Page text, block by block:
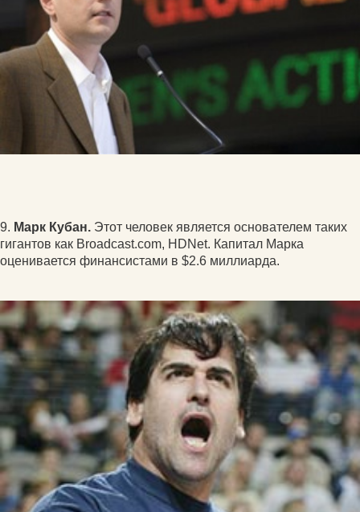
9. Марк Кубан. Этот человек является основателем таких
гигантов как Broadcast.com, HDNet. Капитал Марка
оценивается финансистами в $2.6 миллиарда.